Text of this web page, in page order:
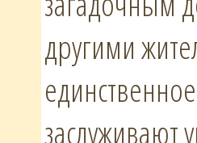
другими
заслуживают